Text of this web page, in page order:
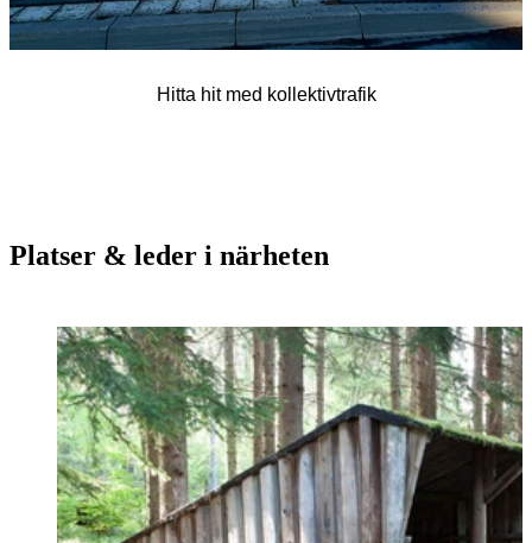
Hitta hit med kollektivtrafik
Platser & leder i närheten